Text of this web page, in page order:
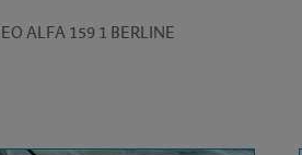
ALFA ROMEO ALFA 159 1 BERLINE